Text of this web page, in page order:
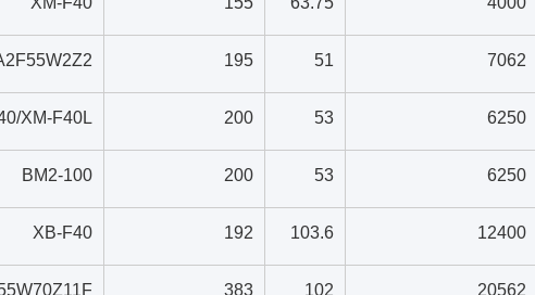
7062
51
195
6250
53
200
XM-F40L
6250
53
200
BM2-100
12400
103.6
192
XB-F40
20562
102
383